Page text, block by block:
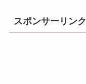
スポンサーリンク